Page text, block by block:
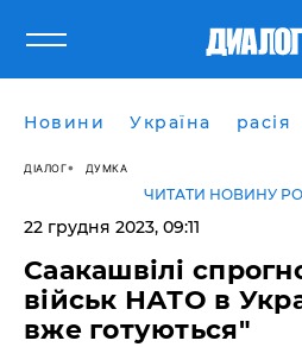
Новини Україна расія
ДІАЛОГ ДУМКА
ЧИТАТИ НОВИНУ
22 грудня 2023, 09:11
Саакашвілі
військ НАТО в
вже готуються"